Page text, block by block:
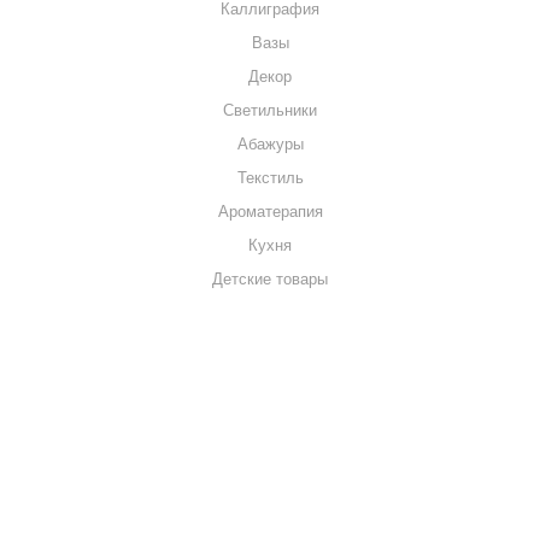
Каллиграфия
Вазы
Декор
Светильники
Абажуры
Текстиль
Ароматерапия
Кухня
Детские товары